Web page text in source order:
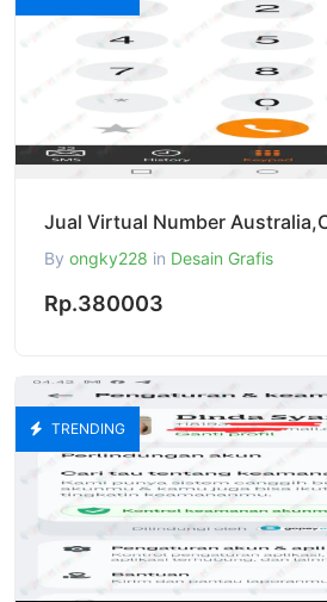
By ongky228 in Desain Grafis
Rp.380003
TRENDING